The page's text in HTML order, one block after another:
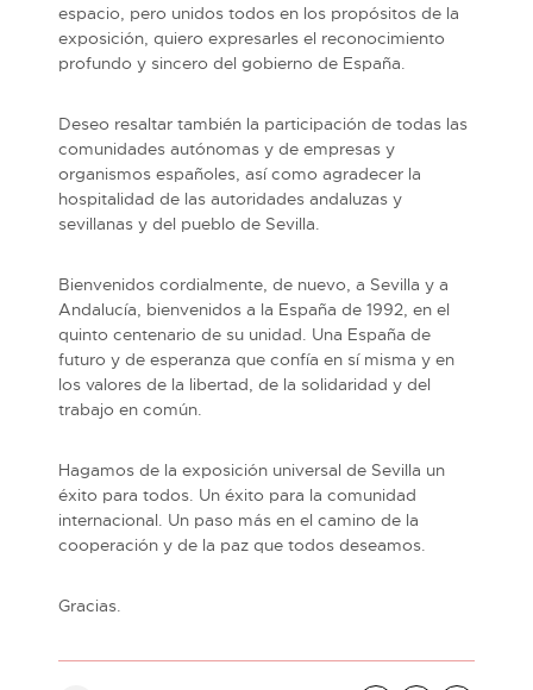
espacio, pero unidos todos en los propósitos de la
exposición, quiero expresarles el reconocimiento
profundo y sincero del gobierno de España.
Deseo resaltar también la participación de todas las
comunidades autónomas y de empresas y
organismos españoles, así como agradecer la
hospitalidad de las autoridades andaluzas y
sevillanas y del pueblo de Sevilla.
Bienvenidos cordialmente, de nuevo, a Sevilla y a
Andalucía, bienvenidos a la España de 1992, en el
quinto centenario de su unidad. Una España de
futuro y de esperanza que confía en sí misma y en
los valores de la libertad, de la solidaridad y del
trabajo en común.
Hagamos de la exposición universal de Sevilla un
éxito para todos. Un éxito para la comunidad
internacional. Un paso más en el camino de la
cooperación y de la paz que todos deseamos.
Gracias.